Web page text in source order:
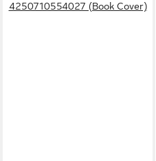
4250710554027 (Book Cover)